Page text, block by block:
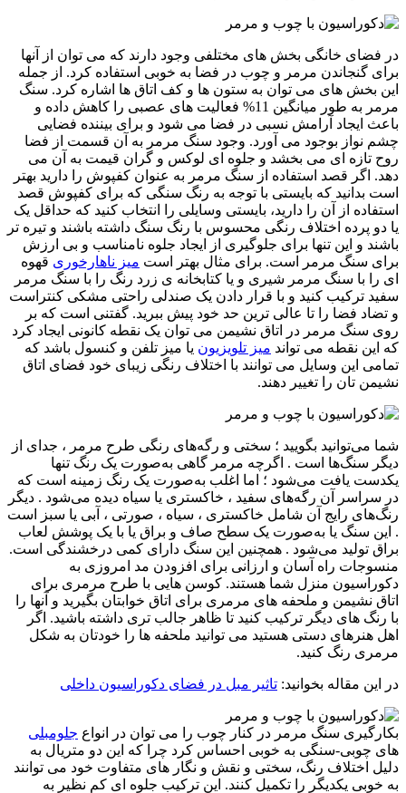
در فضای خانگی بخش های مختلفی وجود دارند که می توان از آنها
برای گنجاندن مرمر و چوب در فضا به خوبی استفاده کرد. از جمله
این بخش های می توان به ستون ها و کف اتاق ها اشاره کرد. سنگ
مرمر به طور میانگین 11% فعالیت های عصبی را کاهش داده و
باعث ایجاد آرامش نسبی در فضا می شود و برای بیننده فضایی
چشم نواز بوجود می آورد. وجود سنگ مرمر به آن قسمت از فضا
روح تازه ای می بخشد و جلوه ای لوکس و گران قیمت به آن می
دهد. اگر قصد استفاده از سنگ مرمر به عنوان کفپوش را دارید بهتر
است بدانید که بایستی با توجه به رنگ سنگی که برای کفپوش قصد
استفاده از آن را دارید، بایستی وسایلی را انتخاب کنید که حداقل یک
یا دو پرده اختلاف رنگی محسوس با رنگ سنگ داشته باشند و تیره تر
باشند و این تنها برای جلوگیری از ایجاد جلوه نامناسب و بی ارزش
برای سنگ مرمر است. برای مثال بهتر است میز ناهارخوری قهوه
ای را با سنگ مرمر شیری و یا کتابخانه ی زرد رنگ را با سنگ مرمر
سفید ترکیب کنید و با قرار دادن یک صندلی راحتی مشکی کنتراست
و تضاد فضا را تا عالی ترین حد خود پیش ببرید. گفتنی است که بر
روی سنگ مرمر در اتاق نشیمن می توان یک نقطه کانونی ایجاد کرد
که این نقطه می تواند میز تلویزیون یا میز تلفن و کنسول باشد که
تمامی این وسایل می توانند با اختلاف رنگی زیبای خود فضای اتاق
نشیمن تان را تغییر دهند.
شما می‌توانید بگویید ؛ سختی و رگه‌های رنگی طرح مرمر ، جدای از
دیگر سنگ‌ها است . اگرچه مرمر گاهی به‌صورت یک رنگ تنها
یکدست یافت می‌شود ؛ اما اغلب به‌صورت یک رنگ زمینه است که
در سراسر آن رگه‌های سفید ، خاکستری یا سیاه دیده می‌شود . دیگر
رنگ‌های رایج آن شامل خاکستری ، سیاه ، صورتی ، آبی یا سبز است
. این سنگ یا به‌صورت یک سطح صاف و براق یا با یک پوشش لعاب
براق تولید می‌شود . همچنین این سنگ دارای کمی درخشندگی است.
منسوجات راه آسان و ارزانی برای افزودن مد امروزی به
دکوراسیون منزل شما هستند. کوسن هایی با طرح مرمری برای
اتاق نشیمن و ملحفه های مرمری برای اتاق خوابتان بگیرید و آنها را
با رنگ های دیگر ترکیب کنید تا ظاهر جالب تری داشته باشید. اگر
اهل هنرهای دستی هستید می توانید ملحفه ها را خودتان به شکل
مرمری رنگ کنید.
در این مقاله بخوانید: تاثیر مبل در فضای دکوراسیون داخلی
بکارگیری سنگ مرمر در کنار چوب را می توان در انواع جلومبلی
های چوبی-سنگی به خوبی احساس کرد چرا که این دو متریال به
دلیل اختلاف رنگ، سختی و نقش و نگار های متفاوت خود می توانند
به خوبی یکدیگر را تکمیل کنند. این ترکیب جلوه ای کم نظیر به